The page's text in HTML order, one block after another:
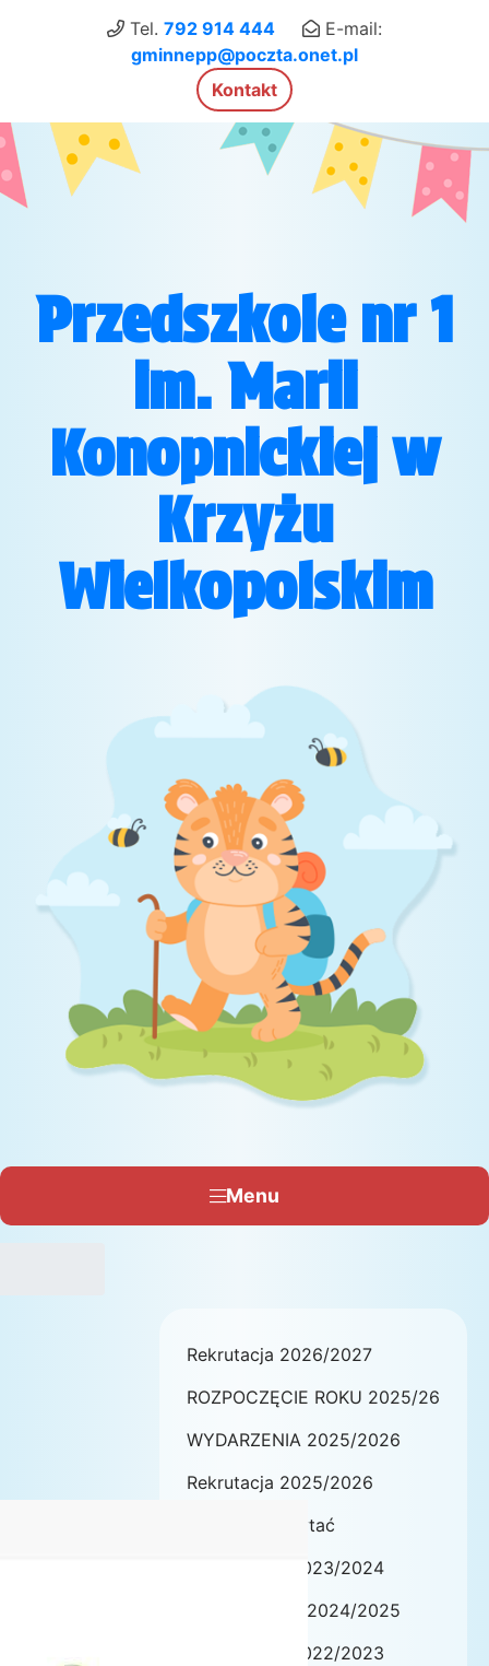
Tel. 792 914 444
E-mail:
gminnepp@poczta.onet.pl
Kontakt
Przedszkole nr 1
im. Marii
Konopnickiej w
Krzyżu
Wielkopolskim
Menu
Rekrutacja 2026/2027
ROZPOCZĘCIE ROKU 2025/26
WYDARZENIA 2025/2026
Rekrutacja 2025/2026
Warto przeczytać
Wydarzenia/2023/2024
WYDARZENIA 2024/2025
Wydarzenia/2022/2023